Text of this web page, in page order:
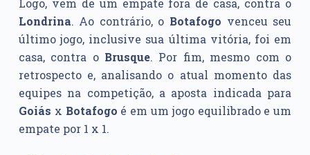
Logo, vem de um empate fora de casa, contra o
Londrina. Ao contrário, o Botafogo venceu seu
último jogo, inclusive sua última vitória, foi em
casa, contra o Brusque. Por fim, mesmo com o
retrospecto e, analisando o atual momento das
equipes na competição, a aposta indicada para
Goiás x Botafogo é em um jogo equilibrado e um
empate por 1 x 1.